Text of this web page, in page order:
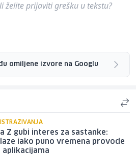
želite prijaviti grešku u tekstu?
omiljene izvore na Googlu
Z gubi interes za sastanke:
iako puno vremena provode
aplikacijama